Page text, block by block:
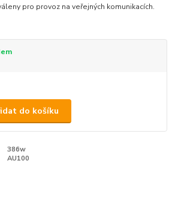
pro provoz na veřejných komunikacích.
do košíku
386w
AU100